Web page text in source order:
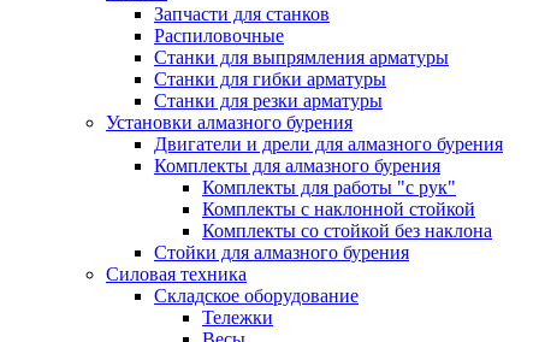
Запчасти для станков
Распиловочные
Станки для выпрямления арматуры
Станки для гибки арматуры
Станки для резки арматуры
Установки алмазного бурения
Двигатели и дрели для алмазного бурения
Комплекты для алмазного бурения
Комплекты для работы "с рук"
Комплекты с наклонной стойкой
Комплекты со стойкой без наклона
Стойки для алмазного бурения
Силовая техника
Складское оборудование
Тележки